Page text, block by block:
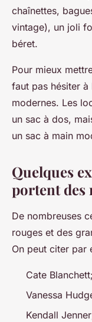
chaînettes,
vintage), un joli
béret.
Pour mieux
faut pas hésiter
modernes. Les
un sac à dos,
un sac à main
Quelques
portent des
De nombreuses
rouges et des
On peut citer par
Cate Blanchett;
Vanessa
Kendall